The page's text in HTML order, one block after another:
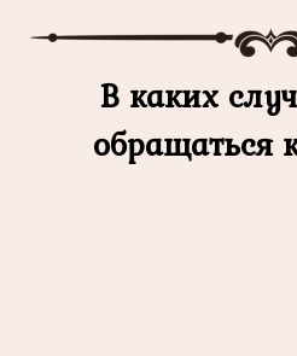
В каких
обращаться